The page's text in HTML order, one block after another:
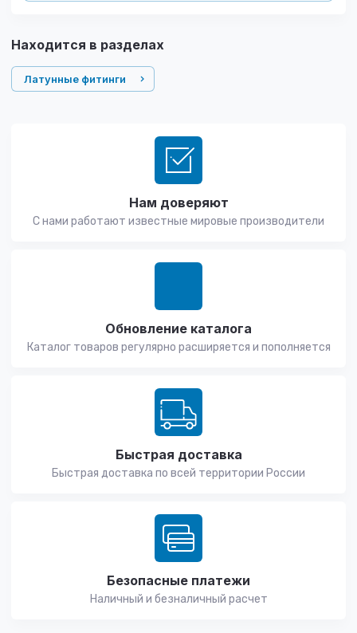
Находится в разделах
Латунные фитинги
Нам доверяют
С нами работают известные мировые производители
Обновление каталога
Каталог товаров регулярно расширяется и пополняется
Быстрая доставка
Быстрая доставка по всей территории России
Безопасные платежи
Наличный и безналичный расчет